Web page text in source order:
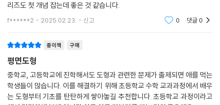
리즈도 첫 개념 잡는데 좋은 것 같습니다.
f******2 2025.02.23. 신고 0 댓글0
종이책 구매
평면도형
중학교, 고등학교에 진학해서도 도형과 관련한 문제가 출제되면 애를 먹는
학생들이 많습니다. 이를 해결하기 위해 초등학교 수학 교과과정에서 배우
는 도형부터 기초를 탄탄하게 쌓아놓길 추천합니다. 초등학교 과정이라고